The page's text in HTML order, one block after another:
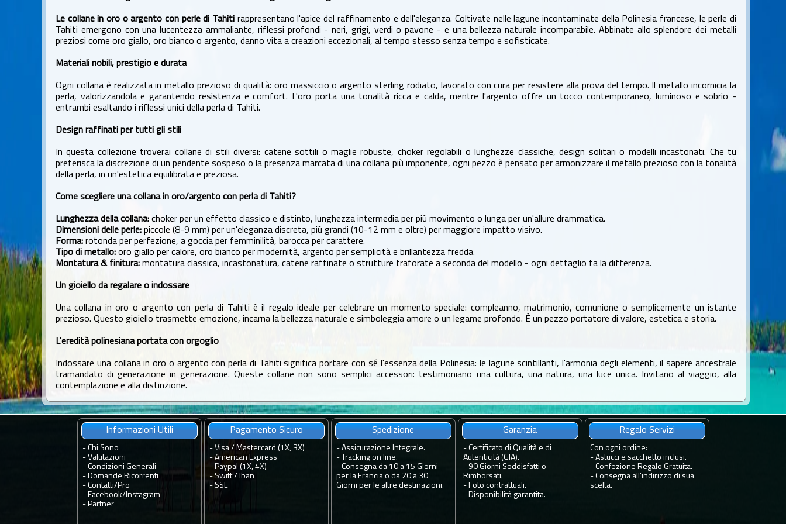
Le collane in oro o argento con perle di Tahiti rappresentano l'apice del raffinamento e dell'eleganza. Coltivate nelle lagune incontaminate della Polinesia francese, le perle di
Tahiti emergono con una lucentezza ammaliante, riflessi profondi - neri, grigi, verdi o pavone - e una bellezza naturale incomparabile. Abbinate allo splendore dei metalli
preziosi come oro giallo, oro bianco o argento, danno vita a creazioni eccezionali, al tempo stesso senza tempo e sofisticate.
Materiali nobili, prestigio e durata
Ogni collana è realizzata in metallo prezioso di qualità: oro massiccio o argento sterling rodiato, lavorato con cura per resistere alla prova del tempo. Il metallo incornicia la
perla, valorizzandola e garantendo resistenza e comfort. L'oro porta una tonalità ricca e calda, mentre l'argento offre un tocco contemporaneo, luminoso e sobrio -
entrambi esaltando i riflessi unici della perla di Tahiti.
Design raffinati per tutti gli stili
In questa collezione troverai collane di stili diversi: catene sottili o maglie robuste, choker regolabili o lunghezze classiche, design solitari o modelli incastonati. Che tu
preferisca la discrezione di un pendente sospeso o la presenza marcata di una collana più imponente, ogni pezzo è pensato per armonizzare il metallo prezioso con la tonalità
della perla, in un'estetica equilibrata e preziosa.
Come scegliere una collana in oro/argento con perla di Tahiti?
Lunghezza della collana:choker per un effetto classico e distinto, lunghezza intermedia per più movimento o lunga per un'allure drammatica.
Dimensioni delle perle:piccole (8-9 mm) per un'eleganza discreta, più grandi (10-12 mm e oltre) per maggiore impatto visivo.
Forma:rotonda per perfezione, a goccia per femminilità, barocca per carattere.
Tipo di metallo:oro giallo per calore, oro bianco per modernità, argento per semplicità e brillantezza fredda.
Montatura & finitura:montatura classica, incastonatura, catene raffinate o strutture traforate a seconda del modello - ogni dettaglio fa la differenza.
Un gioiello da regalare o indossare
Una collana in oro o argento con perla di Tahiti è il regalo ideale per celebrare un momento speciale: compleanno, matrimonio, comunione o semplicemente un istante
prezioso. Questo gioiello trasmette emozione, incarna la bellezza naturale e simboleggia amore o un legame profondo. È un pezzo portatore di valore, estetica e storia.
L'eredità polinesiana portata con orgoglio
Indossare una collana in oro o argento con perla di Tahiti significa portare con sé l'essenza della Polinesia: le lagune scintillanti, l'armonia degli elementi, il sapere ancestrale
tramandato di generazione in generazione. Queste collane non sono semplici accessori: testimoniano una cultura, una natura, una luce unica. Invitano al viaggio, alla
contemplazione e alla distinzione.
Informazioni Utili
- Chi Sono
- Valutazioni
- Condizioni Generali
- Domande Ricorrenti
- Contatti/Pro
- Facebook/Instagram
- Partner
Pagamento Sicuro
- Visa / Mastercard (1X, 3X)
- American Express
- Paypal (1X, 4X)
- Swift / Iban
- SSL
Spedizione
- Assicurazione Integrale.
- Tracking on line.
- Consegna da 10 a 15 Giorni
per la Francia o da 20 a 30
Giorni per le altre destinazioni.
Garanzia
- Certificato di Qualità e di
Autenticità (GIA).
- 90 Giorni Soddisfatti o
Rimborsati.
- Foto contrattuali.
- Disponibilità garantita.
Regalo Servizi
Con ogni ordine:
- Astucci e sacchetto inclusi.
- Confezione Regalo Gratuita.
- Consegna all'indirizzo di sua
scelta.